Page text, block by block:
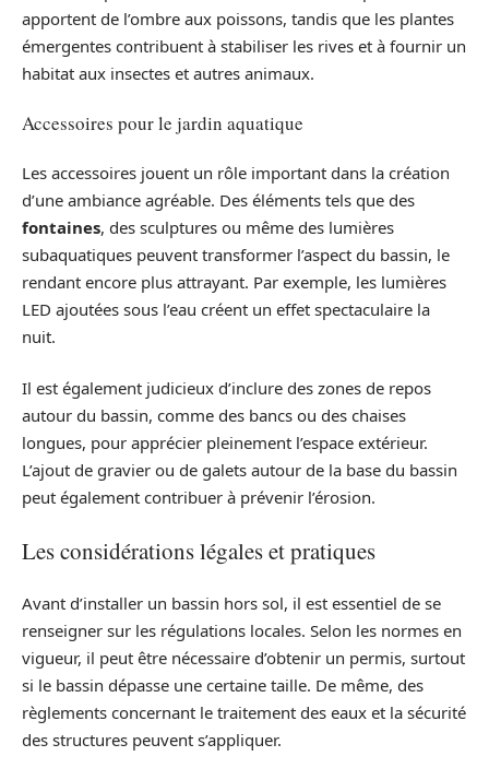
apportent de l’ombre aux poissons, tandis que les plantes
émergentes contribuent à stabiliser les rives et à fournir un
habitat aux insectes et autres animaux.
Accessoires pour le jardin aquatique
Les accessoires jouent un rôle important dans la création
d’une ambiance agréable. Des éléments tels que des
fontaines, des sculptures ou même des lumières
subaquatiques peuvent transformer l’aspect du bassin, le
rendant encore plus attrayant. Par exemple, les lumières
LED ajoutées sous l’eau créent un effet spectaculaire la
nuit.
Il est également judicieux d’inclure des zones de repos
autour du bassin, comme des bancs ou des chaises
longues, pour apprécier pleinement l’espace extérieur.
L’ajout de gravier ou de galets autour de la base du bassin
peut également contribuer à prévenir l’érosion.
Les considérations légales et pratiques
Avant d’installer un bassin hors sol, il est essentiel de se
renseigner sur les régulations locales. Selon les normes en
vigueur, il peut être nécessaire d’obtenir un permis, surtout
si le bassin dépasse une certaine taille. De même, des
règlements concernant le traitement des eaux et la sécurité
des structures peuvent s’appliquer.